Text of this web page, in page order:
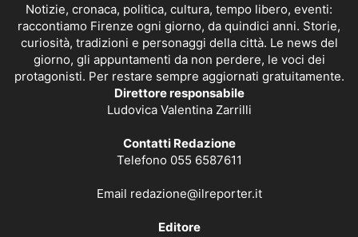
Notizie, cronaca, politica, cultura, tempo libero, eventi:
raccontiamo Firenze ogni giorno, da quindici anni. Storie,
curiosità, tradizioni e personaggi della città. Le news del
giorno, gli appuntamenti da non perdere, le voci dei
protagonisti. Per restare sempre aggiornati gratuitamente.
Direttore responsabile
Ludovica Valentina Zarrilli
Contatti Redazione
Telefono 055 6587611
Email redazione@ilreporter.it
Editore